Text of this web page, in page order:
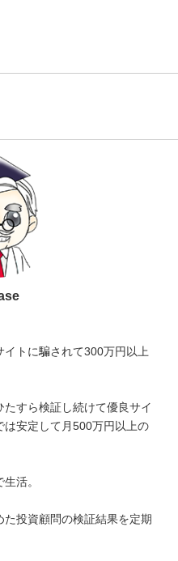
トに騙されて300万円以上
すら検証し続けて優良サイ
は安定して月500万円以上の
活。
投資顧問の検証結果を定期